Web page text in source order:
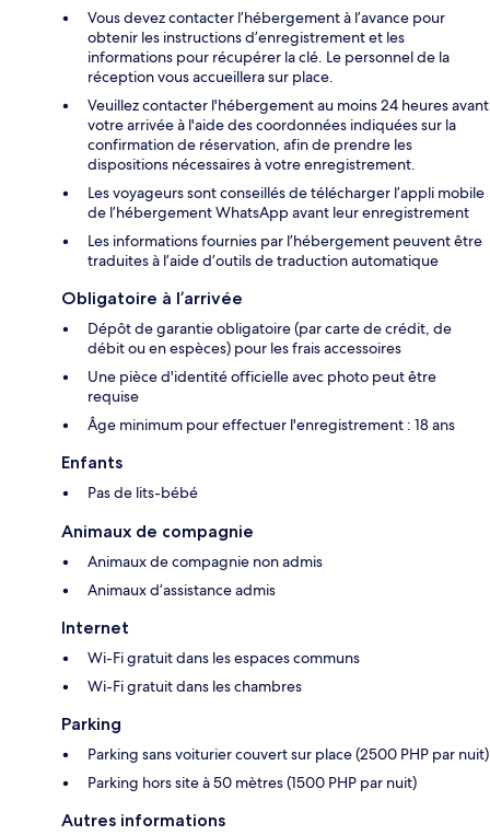
Vous devez contacter l’hébergement à l’avance pour
obtenir les instructions d’enregistrement et les
informations pour récupérer la clé. Le personnel de la
réception vous accueillera sur place.
Veuillez contacter l'hébergement au moins 24 heures avant
votre arrivée à l'aide des coordonnées indiquées sur la
confirmation de réservation, afin de prendre les
dispositions nécessaires à votre enregistrement.
Les voyageurs sont conseillés de télécharger l’appli mobile
de l’hébergement WhatsApp avant leur enregistrement
Les informations fournies par l’hébergement peuvent être
traduites à l’aide d’outils de traduction automatique
Obligatoire à l’arrivée
Dépôt de garantie obligatoire (par carte de crédit, de
débit ou en espèces) pour les frais accessoires
Une pièce d'identité officielle avec photo peut être
requise
Âge minimum pour effectuer l'enregistrement : 18 ans
Enfants
Pas de lits-bébé
Animaux de compagnie
Animaux de compagnie non admis
Animaux d’assistance admis
Internet
Wi-Fi gratuit dans les espaces communs
Wi-Fi gratuit dans les chambres
Parking
Parking sans voiturier couvert sur place (2500 PHP par nuit)
Parking hors site à 50 mètres (1500 PHP par nuit)
Autres informations